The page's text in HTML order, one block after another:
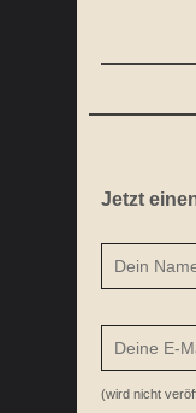
Jetzt
(wird nicht